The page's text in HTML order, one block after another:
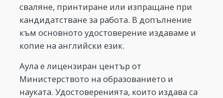
сваляне, принтиране или изпращане при
кандидатстване за работа. В допълнение
към основното удостоверение издаваме и
копие на английски език.
Аула е лицензиран център от
Министерството на образованието и
науката. Удостоверенията, които издава са